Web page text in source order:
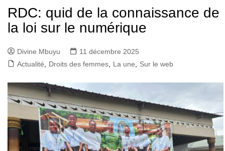
RDC: quid de la connaissance de
la loi sur le numérique
Divine Mbuyu
11 décembre 2025
Actualité
Droits des femmes La une Sur le web